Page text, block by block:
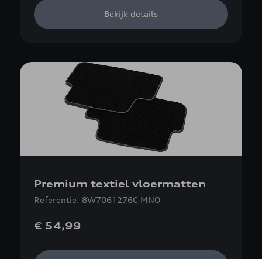
Bekijk details
Premium textiel vloermatten
Referentie: 8W7061276C MNO
€ 54,99